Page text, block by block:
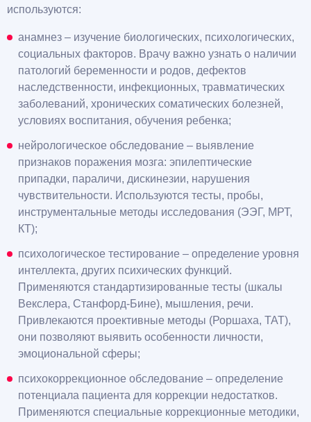
используются:
анамнез – изучение биологических, психологических,
социальных факторов. Врачу важно узнать о наличии
патологий беременности и родов, дефектов
наследственности, инфекционных, травматических
заболеваний, хронических соматических болезней,
условиях воспитания, обучения ребенка;
нейрологическое обследование – выявление
признаков поражения мозга: эпилептические
припадки, параличи, дискинезии, нарушения
чувствительности. Используются тесты, пробы,
инструментальные методы исследования (ЭЭГ, МРТ,
КТ);
психологическое тестирование – определение уровня
интеллекта, других психических функций.
Применяются стандартизированные тесты (шкалы
Векслера, Станфорд-Бине), мышления, речи.
Привлекаются проективные методы (Роршаха, ТАТ),
они позволяют выявить особенности личности,
эмоциональной сферы;
психокоррекционное обследование – определение
потенциала пациента для коррекции недостатков.
Применяются специальные коррекционные методики,